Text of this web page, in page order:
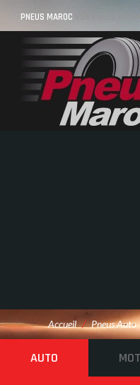
PNEUS MAROC VOS PNEUS AU
Accueil / Pneus Auto
AUTO